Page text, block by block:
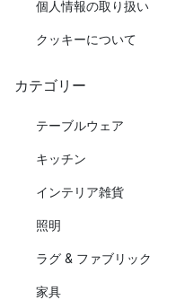
個人情報の取り扱い
クッキーについて
カテゴリー
テーブルウェア
キッチン
インテリア雑貨
照明
ラグ & ファブリック
家具